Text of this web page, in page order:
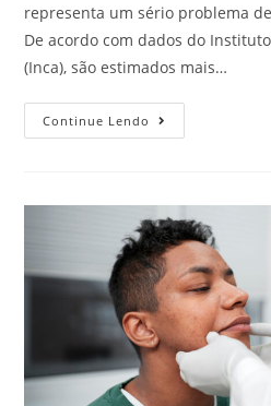
representa um sério problema
De acordo com dados do
(Inca), são estimados mais…
Continue Lendo